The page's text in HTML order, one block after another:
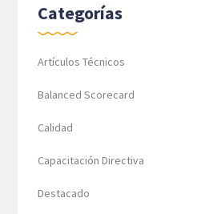
Categorías
Artículos Técnicos
Balanced Scorecard
Calidad
Capacitación Directiva
Destacado